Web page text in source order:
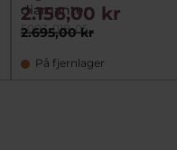
diamanter
5003-018-05
2.695,00 kr
2.156,00 kr
På fjernlager